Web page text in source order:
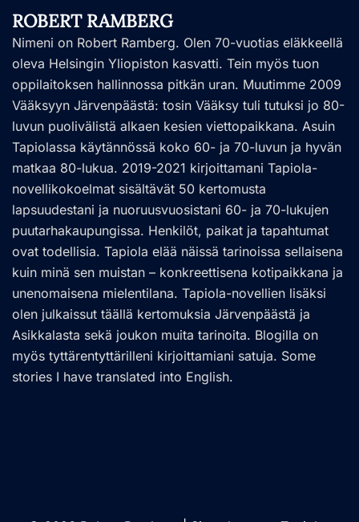
ROBERT RAMBERG
Nimeni on Robert Ramberg. Olen 70-vuotias eläkkeellä
oleva Helsingin Yliopiston kasvatti. Tein myös tuon
oppilaitoksen hallinnossa pitkän uran. Muutimme 2009
Vääksyyn Järvenpäästä: tosin Vääksy tuli tutuksi jo 80-
luvun puolivälistä alkaen kesien viettopaikkana. Asuin
Tapiolassa käytännössä koko 60- ja 70-luvun ja hyvän
matkaa 80-lukua. 2019-2021 kirjoittamani Tapiola-
novellikokoelmat sisältävät 50 kertomusta
lapsuudestani ja nuoruusvuosistani 60- ja 70-lukujen
puutarhakaupungissa. Henkilöt, paikat ja tapahtumat
ovat todellisia. Tapiola elää näissä tarinoissa sellaisena
kuin minä sen muistan – konkreettisena kotipaikkana ja
unenomaisena mielentilana. Tapiola-novellien lisäksi
olen julkaissut täällä kertomuksia Järvenpäästä ja
Asikkalasta sekä joukon muita tarinoita. Blogilla on
myös tyttärentyttärilleni kirjoittamiani satuja. Some
stories I have translated into English.